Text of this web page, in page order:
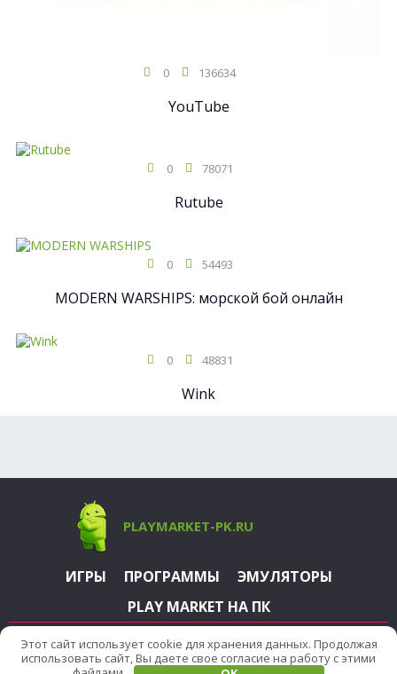
0 136634
YouTube
0 78071
Rutube
0 54493
MODERN WARSHIPS: морской бой онлайн
0 48831
Wink
PLAYMARKET-PK.RU
ИГРЫ ПРОГРАММЫ
ЭМУЛЯТОРЫ
PLAY MARKET НА ПК
PlayMarket-PK.ru - не официальный сайт. Авторство на
информацию на сайте принадлежит автору текстов.
Материалы принадлежат официальным разработчикам.
Этот сайт использует cookie для хранения данных. Продолжая
использовать сайт, Вы даете свое согласие на работу с этими